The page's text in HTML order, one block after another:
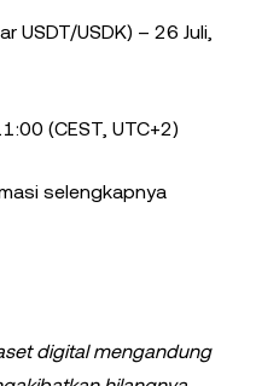
USDT/USDK) – 26 Juli,
(CEST, UTC+2)
selengkapnya
digital mengandung